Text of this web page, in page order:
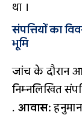
था ।
संपत्तियों का
भूमि
जांच के दौरान
निम्नलिखित
आवास: